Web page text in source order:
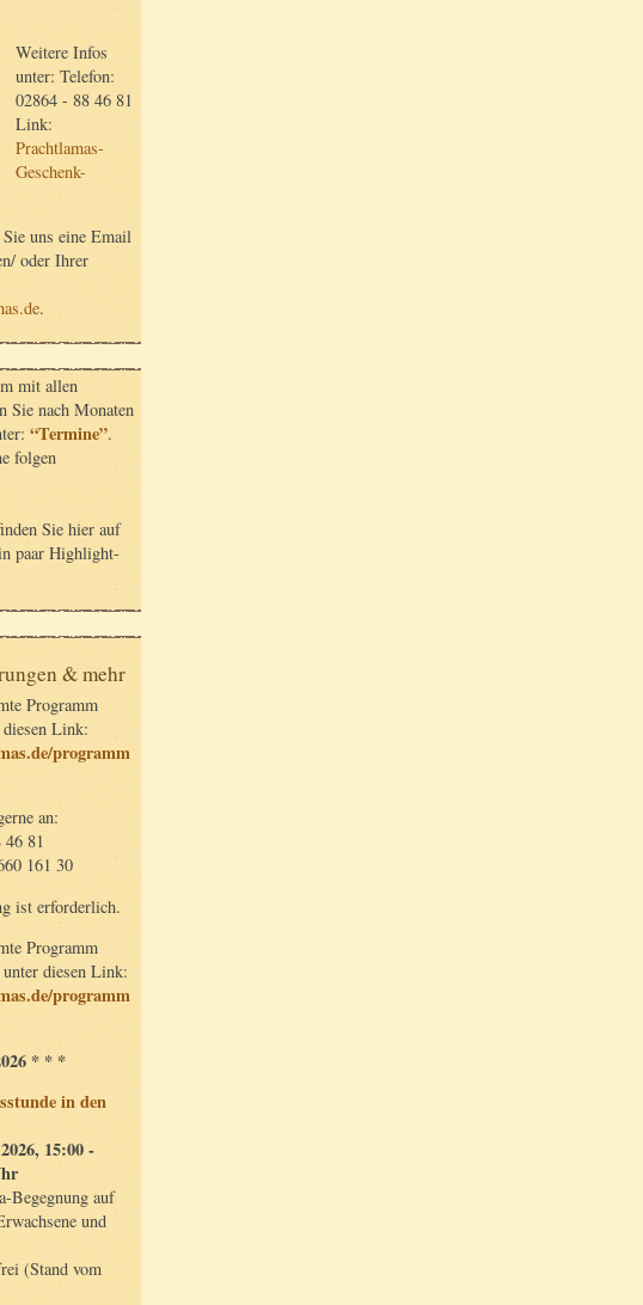
Weitere Infos
unter: Telefon:
02864 - 88 46 81
Link:
Prachtlamas-
Geschenk-
uns eine Email
oder Ihrer
.
mit allen
Sie nach Monaten
“Termine”.
folgen
Sie hier auf
paar Highlight-
& mehr
Programm
Link:
programm
an:
46 81
161 30
ist erforderlich.
Programm
diesen Link:
programm
* * *
in den
15:00 -
Begegnung auf
und
(Stand vom